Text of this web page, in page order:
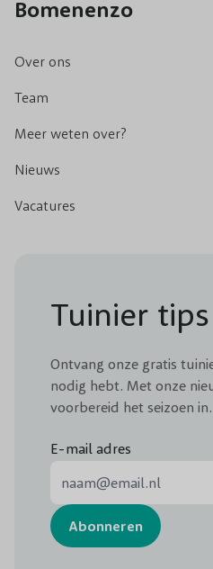
Bomenenzo
Over ons
Team
Meer weten over?
Nieuws
Vacatures
Tuinier tips
Ontvang onze gratis
nodig hebt. Met onze
voorbereid het seizoen in.
E-mail adres
Abonneren